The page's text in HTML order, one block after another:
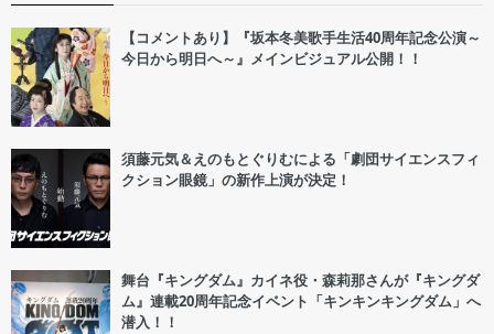
【コメントあり】『坂本冬美歌手生活40周年記念公演～
今日から明日へ～』メインビジュアル公開！！
須藤元気＆えのもとぐりむによる「劇団サイエンスフィ
クション眼鏡」の新作上演が決定！
舞台『キングダム』カイネ役・森莉那さんが『キングダ
ム』連載20周年記念イベント「キンキンキングダム」へ
潜入！！